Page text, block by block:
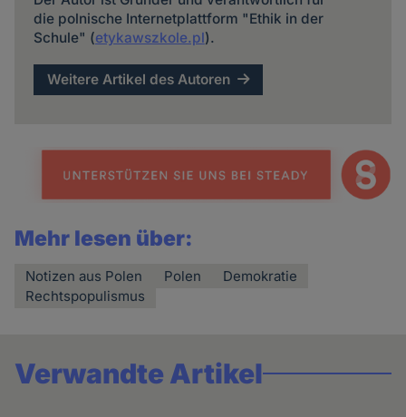
die polnische Internetplattform "Ethik in der
Schule" (etykawszkole.pl).
Weitere Artikel des Autoren
Mehr lesen über:
Notizen aus Polen Polen
Demokratie
Rechtspopulismus
Verwandte Artikel